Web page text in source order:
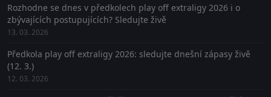
Rozhodne se dnes v předkolech play off extraligy 2026 i o
zbývajících postupujících? Sledujte živě
13. 03. 2026
Předkola play off extraligy 2026: sledujte dnešní zápasy živě
(12. 3.)
12. 03. 2026